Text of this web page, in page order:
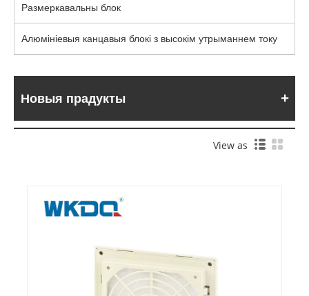
Размеркавальны блок
Алюмініевыя канцавыя блокі з высокім утрыманнем току
Новыя прадукты
View as